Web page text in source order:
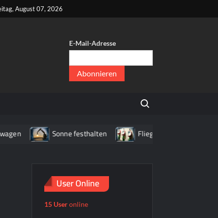
August 07, 2026
E-Mail-Adresse
Search for:
Sonne festhalten Fliegenpilz WC
User Online
15 Useronline